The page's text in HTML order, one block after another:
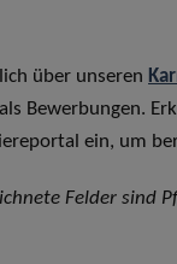
über unseren
Bewerbungen.
ein, um
Felder sind